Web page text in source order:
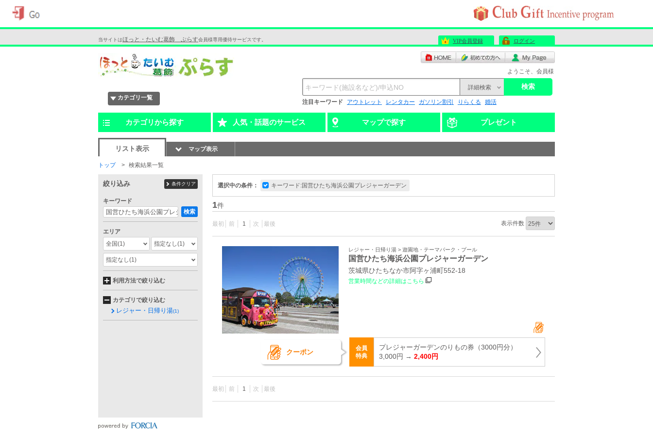
当サイトはほっと・たいむ葛飾 ぷらす会員様専用優待サービスです。 VIP会員登録 ログイン
ようこそ、会員様
カテゴリ一覧
詳細検索 検索
注目キーワード アウトレット レンタカー ガソリン割引 りらくる 婚活
カテゴリから探す 人気・話題のサービス マップで探す プレゼント
リスト表示 マップ表示
トップ 検索結果一覧
選択中の条件： キーワード:国営ひたち海浜公園プレジャーガーデン
1件
最初 前 1 次 最後 表示件数
レジャー・日帰り湯 > 遊園地・テーマパーク・プール
国営ひたち海浜公園プレジャーガーデン
茨城県ひたちなか市阿字ヶ浦町552‐18
営業時間などの詳細はこちら
クーポン
会員
特典
プレジャーガーデンのりもの券（3000円分）
3,000円 → 2,400円
最初 前 1 次 最後
絞り込み 条件クリア
キーワード
検索
エリア
全国(1) 指定なし(1)
指定なし(1)
利用方法で絞り込む
カテゴリで絞り込む
レジャー・日帰り湯(1)